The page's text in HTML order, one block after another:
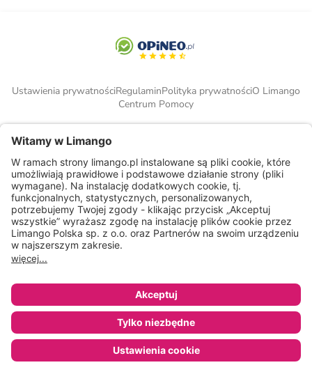
Ustawienia prywatnościRegulaminPolityka prywatnościO Limango
Centrum Pomocy